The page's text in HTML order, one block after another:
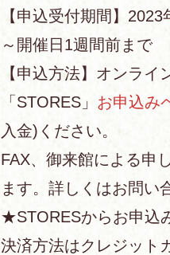
【申込受付期間】
～開催日1週間前まで
【申込方法】オンライ
「STORES」 お申込み
入金)ください。
FAX、御来館による申
ます。詳しくはお問い
★STORESからお申込
決済方法はクレジット